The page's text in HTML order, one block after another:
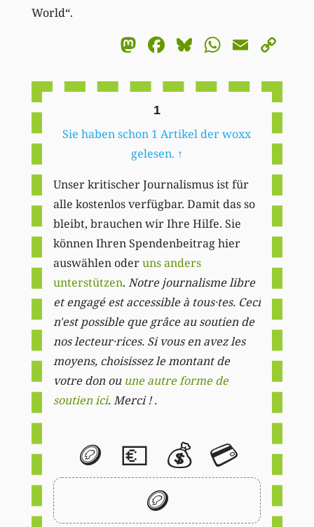
World“.
Mastodon
Facebook
BlueskyEmail
1
Sie haben schon 1 Artikel der woxx
gelesen. ↑
Unser kritischer Journalismus ist für
alle kostenlos verfügbar. Damit das so
bleibt, brauchen wir Ihre Hilfe. Sie
können Ihren Spendenbeitrag hier
auswählen oderuns anders
unterstützen. Notre journalisme libre
et engagé est accessible à tous·tes. Ceci
n'est possible que grâce au soutien de
nos lecteur·rices. Si vous en avez les
moyens, choisissez le montant de
votre don ou une autre forme de
soutien ici. Merci ! .
🪙 💶 💰 💳
🪙